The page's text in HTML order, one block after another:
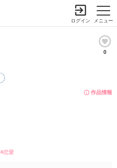
メニュー
ログイン
0
作品情報
#恋愛